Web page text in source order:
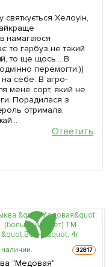
Хелоуін,
намагаюся
то гарбуз не такий
то ще щось... В
перемогти:))
себе. В агро-
мене сорт, який не
Порадилася з
отримала,
Ответить
32817
"Медовая"